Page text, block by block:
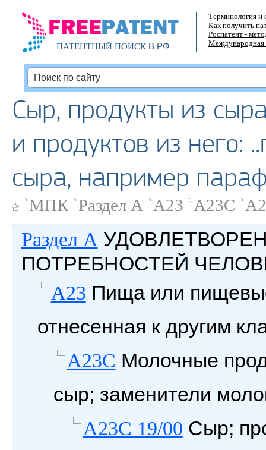
ПАТЕНТНЫЙ ПОИСКВ РФ
Терминология и
Как получить
Роспатент -
Международная
Сыр, продукты из
и продуктов из него:
сыра, например
МПК Раздел A A23 A23C
Раздел A
ПОТРЕБНОСТЕЙ
A23 Пища или
отнесенная к другим
A23C Молочные
сыр; заменители
A23C 19/00 Сыр;